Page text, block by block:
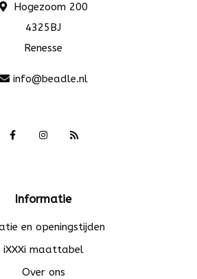
Hogezoom 200
4325BJ
Renesse
info@beadle.nl
Informatie
en openingstijden
iXXXi maattabel
Over ons